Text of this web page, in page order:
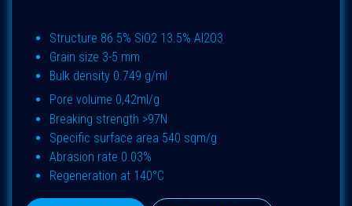
Structure 86.5% SiO2 13.5% Al2O3​
Grain size 3-5 mm
Bulk density 0.749 g/ml
Pore volume 0,42ml/g
Breaking strength >97N
Specific surface area 540 sqm/g
Abrasion rate 0.03%
Regeneration at 140°C